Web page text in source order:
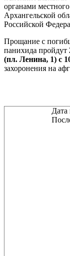
органами
Архангельской
Российской
Прощание с
панихида пройдут
(пл. Ленина, 1) с
захоронения на
Дата